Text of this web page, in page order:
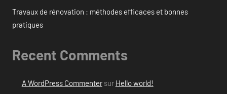
Travaux de rénovation : méthodes efficaces et bonnes
pratiques
Recent Comments
A WordPress Commentersur Hello world!